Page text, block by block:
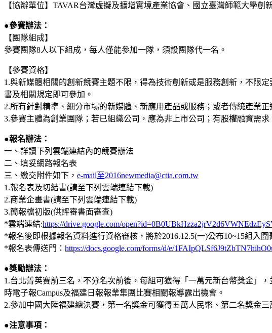
【協辦單位】TAVAR台灣虛擬及擴增實境產業協會、國立臺灣師範大學
●參賽辦法：
【團隊組成】
參賽團隊8人以下組成，每人僅能參加一隊，須設團隊代一名。
【參賽資格】
1.與新媒體相關的創新競賽主題不限，得為技術創新或是服務創新，不限
書及相關規定即可參加。
2.所有針對精準、細分市場的新媒體、新應用產品或服務；或者傳統產業
3.參賽主體為創業團隊；若已組織公司，應為非上市公司；有股權融資需
●報名辦法：
一、詳讀下列雲端連結內的競賽辦法
二、填妥網路報名表
三、繳交附件如下， e-mail至2016newmedia@ctia.com.tw
1.報名表及切結書(請至下列雲端連結下載)
2.商業企畫書(請至下列雲端連結下載)
3.簡報檔初版(供評審書面審查)
*雲端連結:https://drive.google.com/
*報名後即根據報名資料進行資格審核，將於2016.12.5(一)公布10~15組入
*報名表傳送門： https://docs.google.com/forms/d/e/
●獎勵辦法：
1.台北菁英賽前三名，不分名次前後，每組可獲得「一萬元新台幣獎金」
時電子報Campus及福建日報報業集團比賽相關報導露出機會。
2.參加中國大陸福建總決賽，第一名獎金可獲得五萬人民幣、第二名獎金
●注意事項：